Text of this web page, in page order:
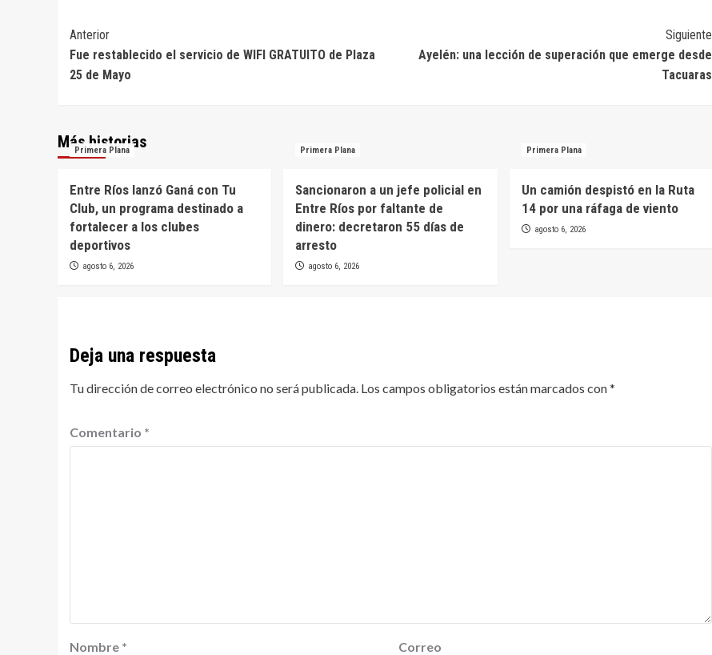
Navegación
de
entradas
Anterior
Fue restablecido el servicio de WIFI GRATUITO de Plaza
25 de Mayo
Siguiente
Ayelén: una lección de superación que emerge desde
Tacuaras
Más historias
Primera Plana
Entre Ríos lanzó Ganá con Tu
Club, un programa destinado a
fortalecer a los clubes
deportivos
agosto 6, 2026
Primera Plana
Sancionaron a un jefe policial en
Entre Ríos por faltante de
dinero: decretaron 55 días de
arresto
agosto 6, 2026
Primera Plana
Un camión despistó en la Ruta
14 por una ráfaga de viento
agosto 6, 2026
Deja una respuesta
Tu dirección de correo electrónico no será publicada. Los campos obligatorios están marcados con*
Comentario *
Nombre *
Correo